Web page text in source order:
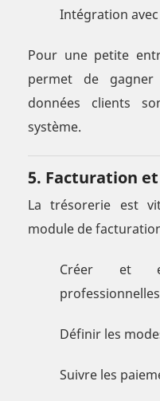
Intégration
Pour une petite
permet de
données clients
système.
5. Facturation
La trésorerie est
module de
Créer et
professionnelles
Définir les
Suivre les